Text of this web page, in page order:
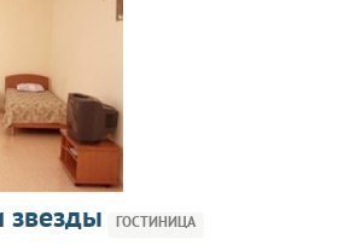
звезды ГОСТИНИЦА